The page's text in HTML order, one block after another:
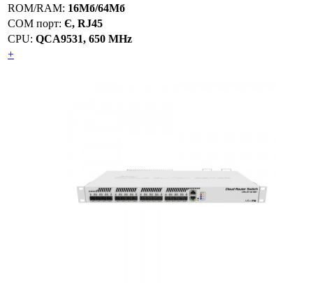
ROM/RAM: 16Мб/64Мб
COM порт: Є, RJ45
CPU: QCA9531, 650 MHz
+